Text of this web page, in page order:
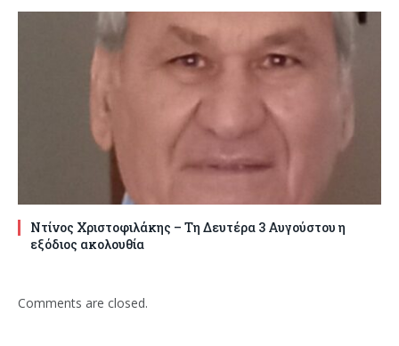
Ντίνος Χριστοφιλάκης – Τη Δευτέρα 3 Αυγούστου η
εξόδιος ακολουθία
Comments are closed.